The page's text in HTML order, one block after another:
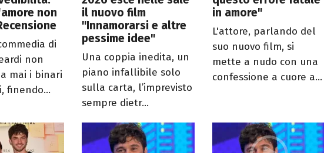
non
di
non
mai i binari
finendo...
il nuovo film
"Innamorarsi e altre
pessime idee"
Una coppia inedita, un
piano infallibile solo
sulla carta, l’imprevisto
sempre dietr...
in amore"
L'attore, parlando del
suo nuovo film, si
mette a nudo con una
confessione a cuore a...